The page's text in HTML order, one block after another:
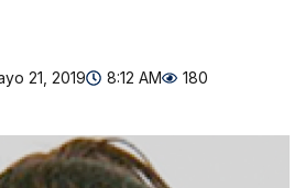
21, 2019 8:12 AM 180